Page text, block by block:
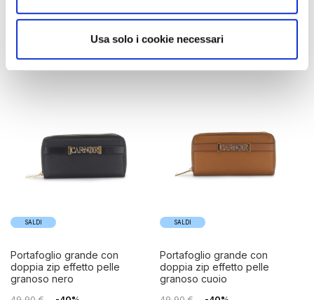
Usa solo i cookie necessari
SALDI
portafoglio grande con
doppia zip effetto pelle
granoso nero
SALDI
portafoglio grande con
doppia zip effetto pelle
granoso cuoio